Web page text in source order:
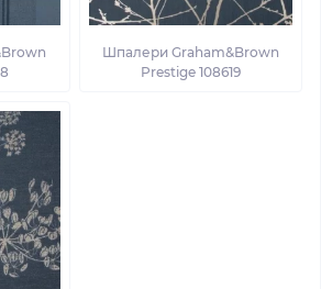
Шпалери Graham&Brown
Prestige 108619